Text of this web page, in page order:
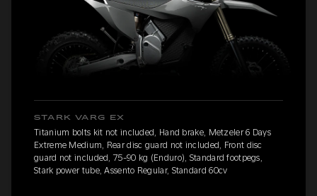
STARK VARG EX
Titanium bolts kit not included, Hand brake, Metzeler 6 Days
Extreme Medium, Rear disc guard not included, Front disc
guard not included, 75-90 kg (Enduro), Standard footpegs,
Stark power tube, Assento Regular, Standard 60cv